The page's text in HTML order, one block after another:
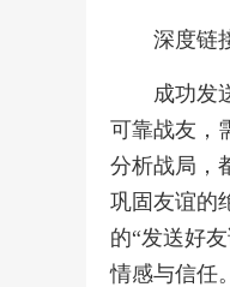
深度链
成功发
可靠战友，
分析战局，
巩固友谊的
的“发送好
情感与信任。